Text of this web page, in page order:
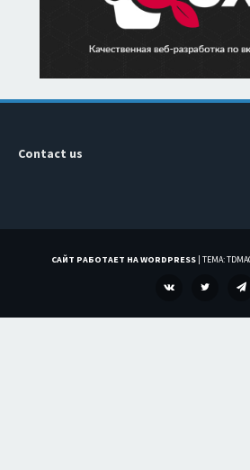
Contact us
САЙТ РАБОТАЕТ НА WORDPRESS ТЕМА: